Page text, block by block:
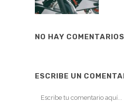
NO HAY COMENTARIOS
ESCRIBE UN